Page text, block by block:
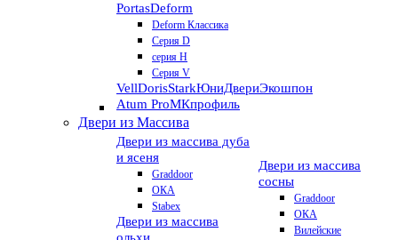
PortasDeform
Deform Классика
Серия D
серия H
Серия V
VellDorisStarkЮниДвериЭкошпон
Atum ProМКпрофиль
Двери из Массива
Двери из массива дуба
и ясеня
Graddoor
ОКА
Stabex
Двери из массива
Двери из массива
сосны
Graddoor
ОКА
Вилейские